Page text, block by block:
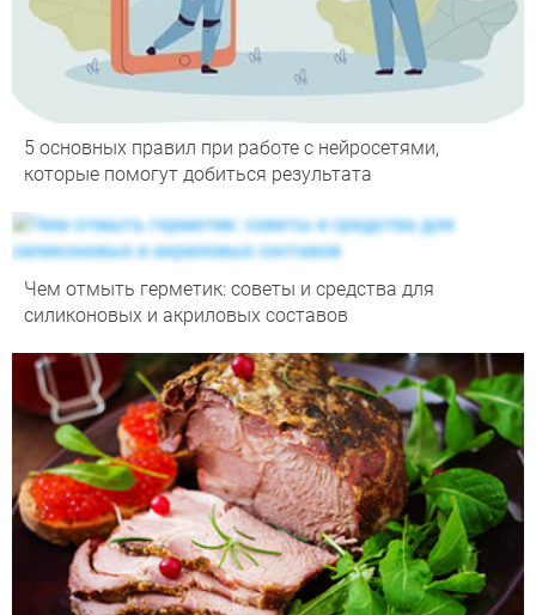
5 основных правил при работе с нейросетями,
которые помогут добиться результата
Чем отмыть герметик: советы и средства для
силиконовых и акриловых составов